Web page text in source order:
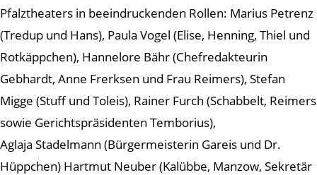
Pfalztheaters in beeindruckenden Rollen: Marius Petrenz
(Tredup und Hans), Paula Vogel (Elise, Henning, Thiel und
Rotkäppchen), Hannelore Bähr (Chefredakteurin
Gebhardt, Anne Frerksen und Frau Reimers), Stefan
Migge (Stuff und Toleis), Rainer Furch (Schabbelt, Reimers
sowie Gerichtspräsidenten Temborius),
Aglaja Stadelmann (Bürgermeisterin Gareis und Dr.
Hüppchen) Hartmut Neuber (Kalübbe, Manzow, Sekretär